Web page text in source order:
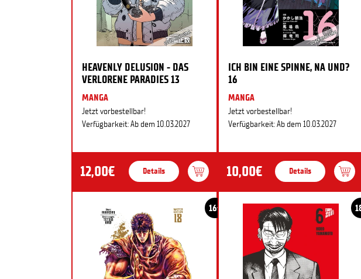
HEAVENLY DELUSION - DAS
VERLORENE PARADIES 13
MANGA
Jetzt vorbestellbar!
Verfügbarkeit: Ab dem 10.03.2027
12,00€ Details
ICH BIN EINE SPINNE, NA UND?
16
MANGA
Jetzt vorbestellbar!
Verfügbarkeit: Ab dem 10.03.2027
10,00€ Details
16+